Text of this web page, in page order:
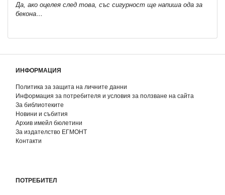
Да, ако оцелея след това, със сигурност ще напиша ода за
бекона…
ИНФОРМАЦИЯ
Политика за защита на личните данни
Информация за потребителя и условия за ползване на сайта
За библиотеките
Новини и събития
Архив имейл бюлетини
За издателство ЕГМОНТ
Контакти
ПОТРЕБИТЕЛ